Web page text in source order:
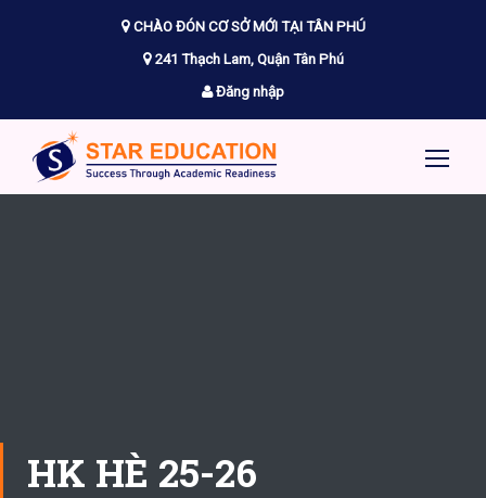
CHÀO ĐÓN CƠ SỞ MỚI TẠI TÂN PHÚ
241 Thạch Lam, Quận Tân Phú
Đăng nhập
HK HÈ 25-26